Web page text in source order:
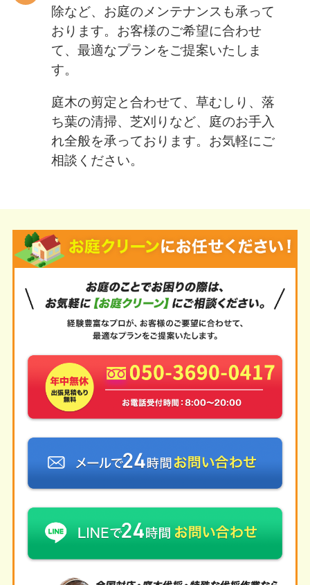
除など、お庭のメンテナンスも承って
おります。お客様のご希望に合わせ
て、最適なプランをご提案いたしま
す。
庭木の剪定と合わせて、草むしり、落
ち葉の清掃、芝刈りなど、庭のお手入
れ全般を承っております。お気軽にご
相談ください。